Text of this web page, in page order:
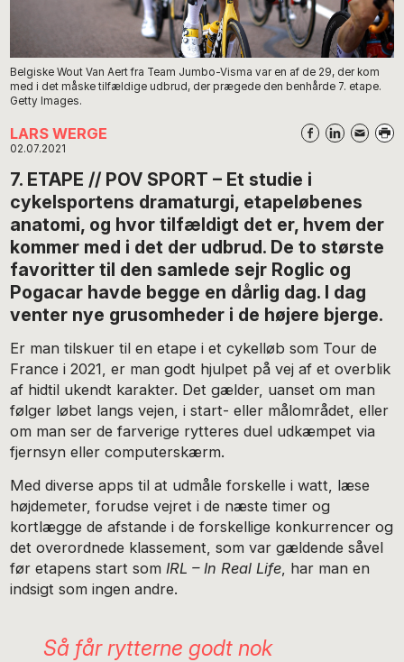
Belgiske Wout Van Aert fra Team Jumbo-Visma var en af de 29, der kom
med i det måske tilfældige udbrud, der prægede den benhårde 7. etape.
Getty Images.
LARS WERGE
02.07.2021
7. ETAPE // POV SPORT – Et studie i
cykelsportens dramaturgi, etapeløbenes
anatomi, og hvor tilfældigt det er, hvem der
kommer med i det der udbrud. De to største
favoritter til den samlede sejr Roglic og
Pogacar havde begge en dårlig dag. I dag
venter nye grusomheder i de højere bjerge.
Er man tilskuer til en etape i et cykelløb som Tour de
France i 2021, er man godt hjulpet på vej af et overblik
af hidtil ukendt karakter. Det gælder, uanset om man
følger løbet langs vejen, i start- eller målområdet, eller
om man ser de farverige rytteres duel udkæmpet via
fjernsyn eller computerskærm.
Med diverse apps til at udmåle forskelle i watt, læse
højdemeter, forudse vejret i de næste timer og
kortlægge de afstande i de forskellige konkurrencer og
det overordnede klassement, som var gældende såvel
før etapens start somIRL – In Real Life, har man en
indsigt som ingen andre.
Så får rytterne godt nok